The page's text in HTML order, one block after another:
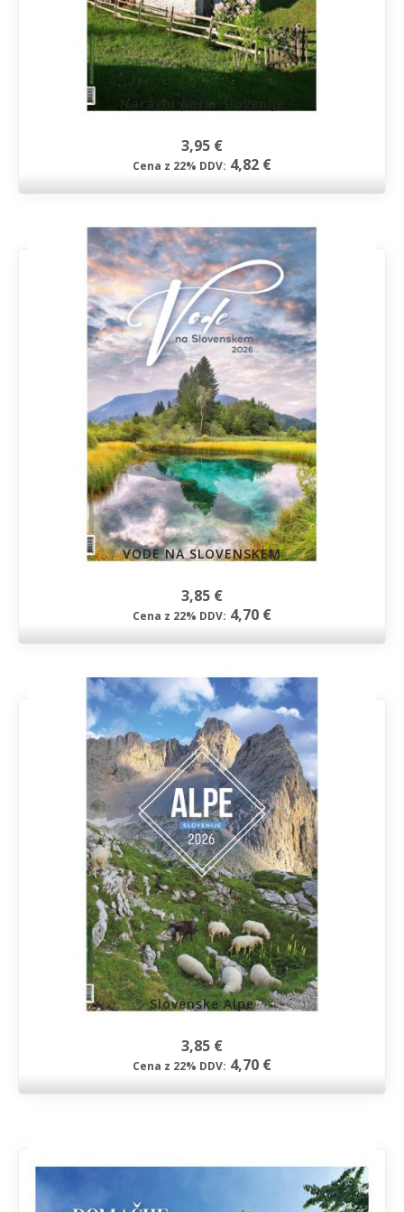
Naravni parki Slovenije
3,95 €
Cena z 22% DDV: 4,82 €
VODE NA SLOVENSKEM
3,85 €
Cena z 22% DDV: 4,70 €
Slovenske Alpe
3,85 €
Cena z 22% DDV: 4,70 €